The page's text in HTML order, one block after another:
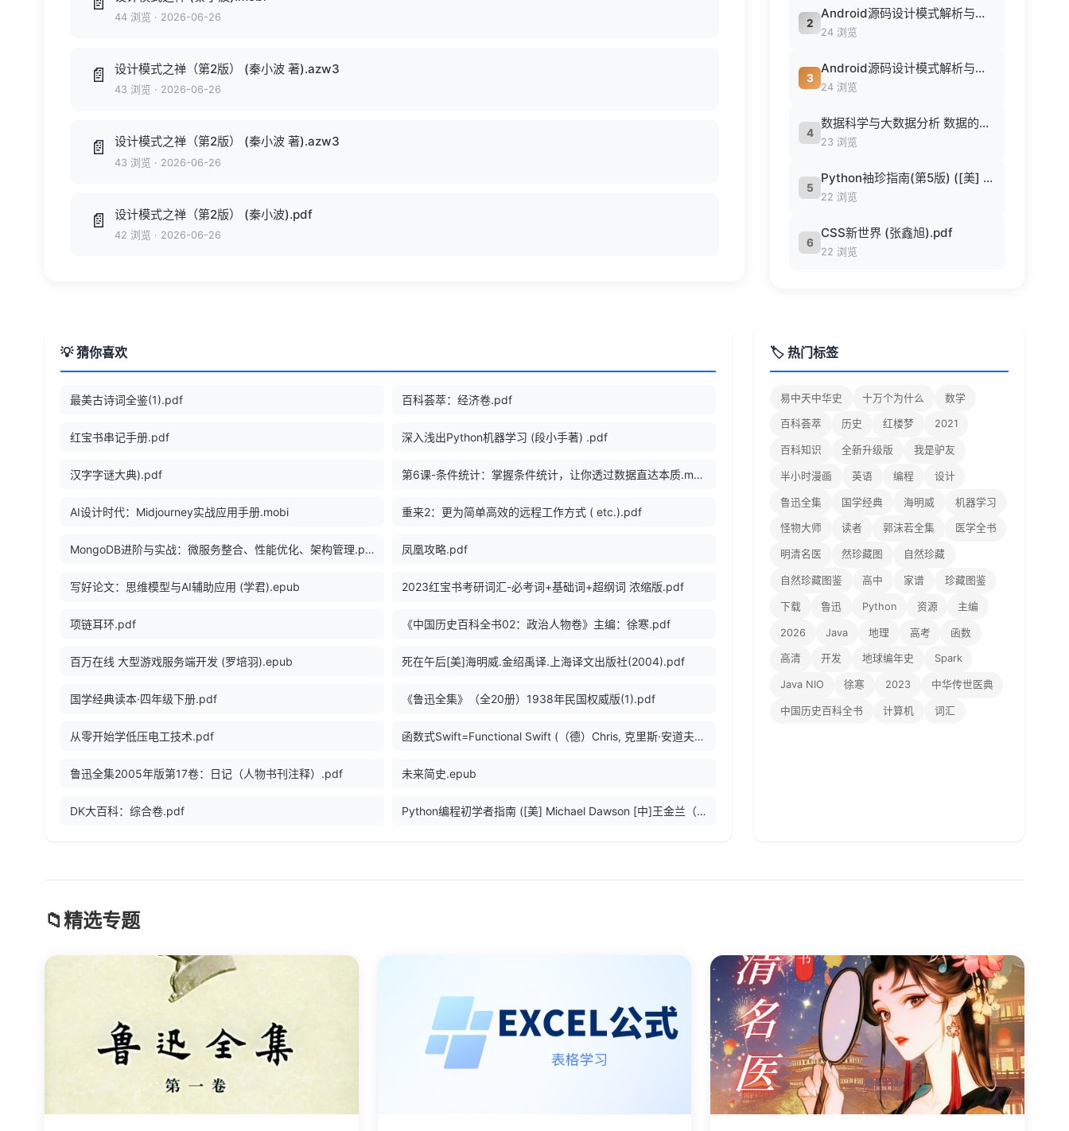
44 浏览 · 2026-06-26
📄 设计模式之禅（第2版） (秦小波 著).azw3
43 浏览 · 2026-06-26
📄 设计模式之禅（第2版） (秦小波 著).azw3
43 浏览 · 2026-06-26
📄 设计模式之禅（第2版） (秦小波).pdf
42 浏览 · 2026-06-26
2
Android源码设计模式解析与实战 (何红辉，关爱民著, 何红辉, 关爱民著, 何红辉, 关爱民).pdf
24 浏览
3
Android源码设计模式解析与实战 (何红辉，关爱民著, 何红辉, 关爱民著, 何红辉, 关爱民).pdf
24 浏览
4
数据科学与大数据分析 数据的发现 分析 可视化与表示 ( etc.).epub
23 浏览
5
Python袖珍指南(第5版) ([美] 马克·卢茨 (Mark Lutz) 著 候荣涛 译).pdf
22 浏览
6
CSS新世界 (张鑫旭).pdf
22 浏览
💡 猜你喜欢
最美古诗词全鉴(1).pdf 百科荟萃：经济卷.pdf
红宝书串记手册.pdf 深入浅出Python机器学习 (段小手著) .pdf
汉字字谜大典).pdf 第6课-条件统计：掌握条件统计，让你透过数据直达本质.mp4
AI设计时代：Midjourney实战应用手册.mobi 重来2：更为简单高效的远程工作方式 ( etc.).pdf
MongoDB进阶与实战：微服务整合、性能优化、架构管理.pdf 凤凰攻略.pdf
写好论文：思维模型与AI辅助应用 (学君).epub 2023红宝书考研词汇-必考词+基础词+超纲词 浓缩版.pdf
项链耳环.pdf 《中国历史百科全书02：政治人物卷》主编：徐寒.pdf
百万在线 大型游戏服务端开发 (罗培羽).epub 死在午后[美]海明威.金绍禹译.上海译文出版社(2004).pdf
国学经典读本·四年级下册.pdf 《鲁迅全集》（全20册）1938年民国权威版(1).pdf
从零开始学低压电工技术.pdf 函数式Swift=Functional Swift (（德）Chris, 克里斯·安道夫（Chris Eidhof） etc.).pdf
鲁迅全集2005年版第17卷：日记（人物书刊注释）.pdf 未来简史.epub
DK大百科：综合卷.pdf Python编程初学者指南 ([美] Michael Dawson [中]王金兰（译）).pdf
🏷️ 热门标签
易中天中华史 十万个为什么 数学
百科荟萃 历史 红楼梦 2021
百科知识 全新升级版 我是驴友
半小时漫画 英语 编程 设计
鲁迅全集 国学经典 海明威 机器学习
怪物大师 读者 郭沫若全集 医学全书
明清名医 然珍藏图 自然珍藏
自然珍藏图鉴 高中 家谱 珍藏图鉴
下载 鲁迅 Python 资源 主编
2026 Java 地理 高考 函数
高清 开发 地球编年史 Spark
Java NIO 徐寒 2023 中华传世医典
中国历史百科全书 计算机 词汇
📁精选专题